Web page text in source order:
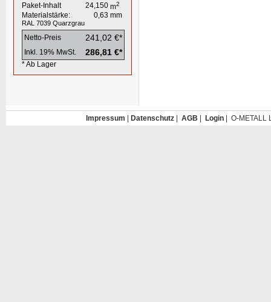
Paket-Inhalt
24,150 m2
Materialstärke: 0,63 mm
RAL 7039 Quarzgrau
Netto-Preis 241,02 €*
Inkl. 19% MwSt. 286,81 €*
* Ab Lager
Impressum Datenschutz| AGB Login| O-METALL